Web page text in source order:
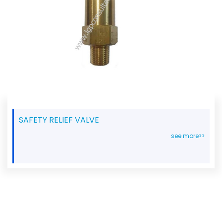
SAFETY RELIEF VALVE
see more>>